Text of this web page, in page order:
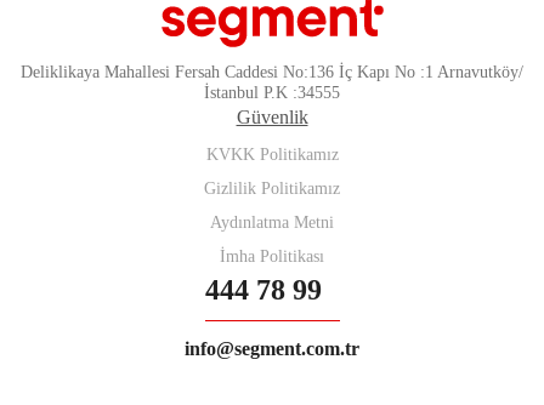
Deliklikaya Mahallesi Fersah Caddesi No:136 İç Kapı No :1 Arnavutköy/
İstanbul P.K :34555
Güvenlik
KVKK Politikamız
Gizlilik Politikamız
Aydınlatma Metni
İmha Politikası
444 78 99
info@segment.com.tr